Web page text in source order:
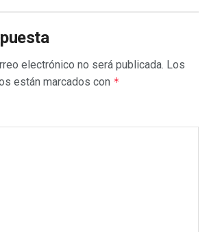
electrónico no será publicada. Los
están marcados con *